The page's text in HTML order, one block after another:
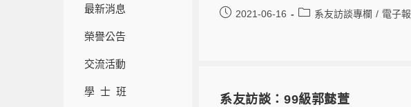
最新消息
榮譽公告
交流活動
學 士 班
2021-06-16 系友訪談專欄 / 電子報
系友訪談：99級郭懿萱